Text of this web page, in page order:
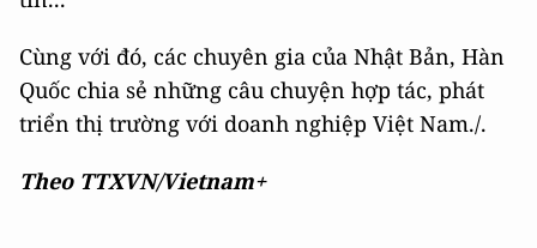
Cùng với đó, các chuyên gia của Nhật Bản, Hàn
Quốc chia sẻ những câu chuyện hợp tác, phát
triển thị trường với doanh nghiệp Việt Nam./.
Theo TTXVN/Vietnam+